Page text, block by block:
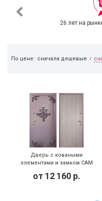
26 лет на
По цене: сначала дешевые /
Дверь с коваными
элементами и замком САМ
от 12 160 р.